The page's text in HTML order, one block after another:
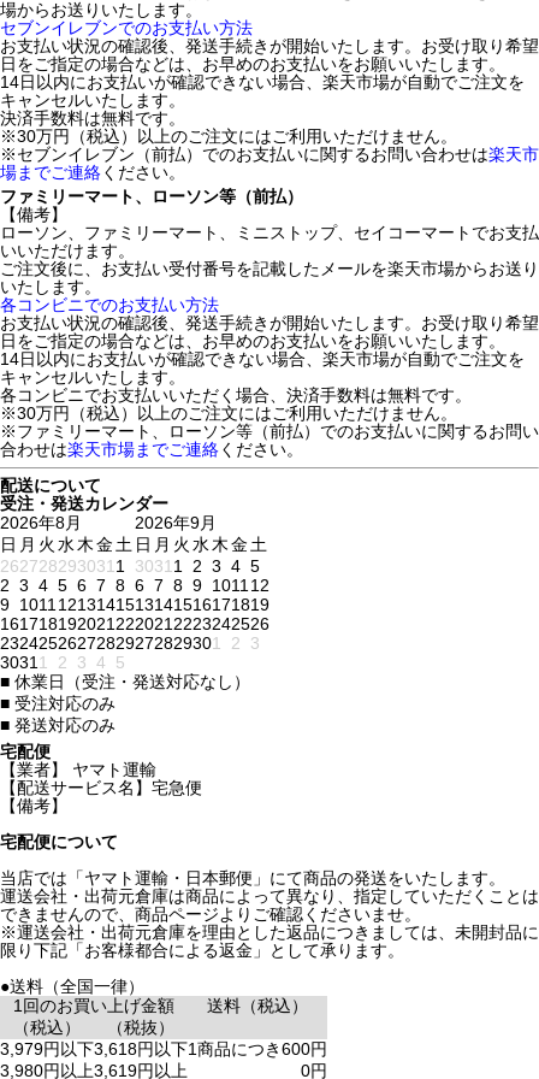
場からお送りいたします。
セブンイレブンでのお支払い方法
お支払い状況の確認後、発送手続きが開始いたします。お受け取り希望
日をご指定の場合などは、お早めのお支払いをお願いいたします。
14日以内にお支払いが確認できない場合、楽天市場が自動でご注文を
キャンセルいたします。
決済手数料は無料です。
※30万円（税込）以上のご注文にはご利用いただけません。
※セブンイレブン（前払）でのお支払いに関するお問い合わせは楽天市
場までご連絡ください。
ファミリーマート、ローソン等（前払）
【備考】
ローソン、ファミリーマート、ミニストップ、セイコーマートでお支払
いいただけます。
ご注文後に、お支払い受付番号を記載したメールを楽天市場からお送り
いたします。
各コンビニでのお支払い方法
お支払い状況の確認後、発送手続きが開始いたします。お受け取り希望
日をご指定の場合などは、お早めのお支払いをお願いいたします。
14日以内にお支払いが確認できない場合、楽天市場が自動でご注文を
キャンセルいたします。
各コンビニでお支払いいただく場合、決済手数料は無料です。
※30万円（税込）以上のご注文にはご利用いただけません。
※ファミリーマート、ローソン等（前払）でのお支払いに関するお問い
合わせは楽天市場までご連絡ください。
配送について
受注・発送カレンダー
2026年8月
日 月 火 水 木金 土
262728293031 1
2 3 4 5 6 7 8
9 1011 12131415
161718192021 22
23242526272829
3031 1 2 3 4 5
2026年9月
日 月 火 水 木金 土
3031 1 2 3 4 5
6 7 8 9 1011 12
13141516171819
2021 2223242526
272829301 2
3
■ 休業日（受注・発送対応なし）
■ 受注対応のみ
■ 発送対応のみ
宅配便
【業者】 ヤマト運輸
【配送サービス名】宅急便
【備考】
宅配便について
当店では「ヤマト運輸・日本郵便」にて商品の発送をいたします。
運送会社・出荷元倉庫は商品によって異なり、指定していただくことは
できませんので、商品ページよりご確認くださいませ。
※運送会社・出荷元倉庫を理由とした返品につきましては、未開封品に
限り下記「お客様都合による返金」として承ります。
●送料（全国一律）
1回のお買い上げ金額
送料（税込）
（税込）
（税抜）
3,979円以下3,618円以下1商品につき600円
3,980円以上3,619円以上 0円